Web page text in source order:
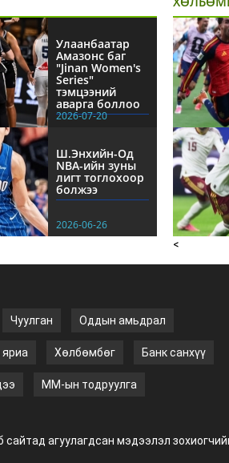
Улаанбаатар
Амазонс баг
"Jinan Women's
Series"
тэмцээний
аварга боллоо
2026-07-20
Ш.Энхийн-Од
NBА-ийн зуны
лигт тоглохоор
болжээ
2026-06-26
<
Чуулган Оддын амьдрал
яриа Хөлбөмбөг Банк санхүү
ММ-ын тодруулга
сайтад агуулагдсан мэдээлэл